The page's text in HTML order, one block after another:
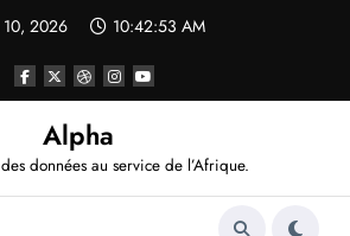
10, 2026 10:42:54 AM
Alpha
données au service de l’Afrique.